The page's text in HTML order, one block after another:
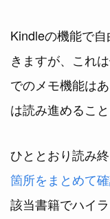
Kindleの機能で
きますが、これ
でのメモ機能は
は読み進めるこ
ひととおり読み終
箇所をまとめて
該当書籍でハイ